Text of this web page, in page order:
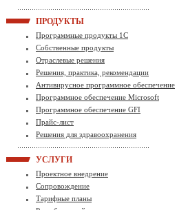
ПРОДУКТЫ
Программные продукты 1С
Собственные продукты
Отраслевые решения
Решения, практика, рекомендации
Антивирусное программное обеспечение
Программное обеспечение Microsoft
Программное обеспечение GFI
Прайс-лист
Решения для здравоохранения
УСЛУГИ
Проектное внедрение
Сопровождение
Тарифные планы